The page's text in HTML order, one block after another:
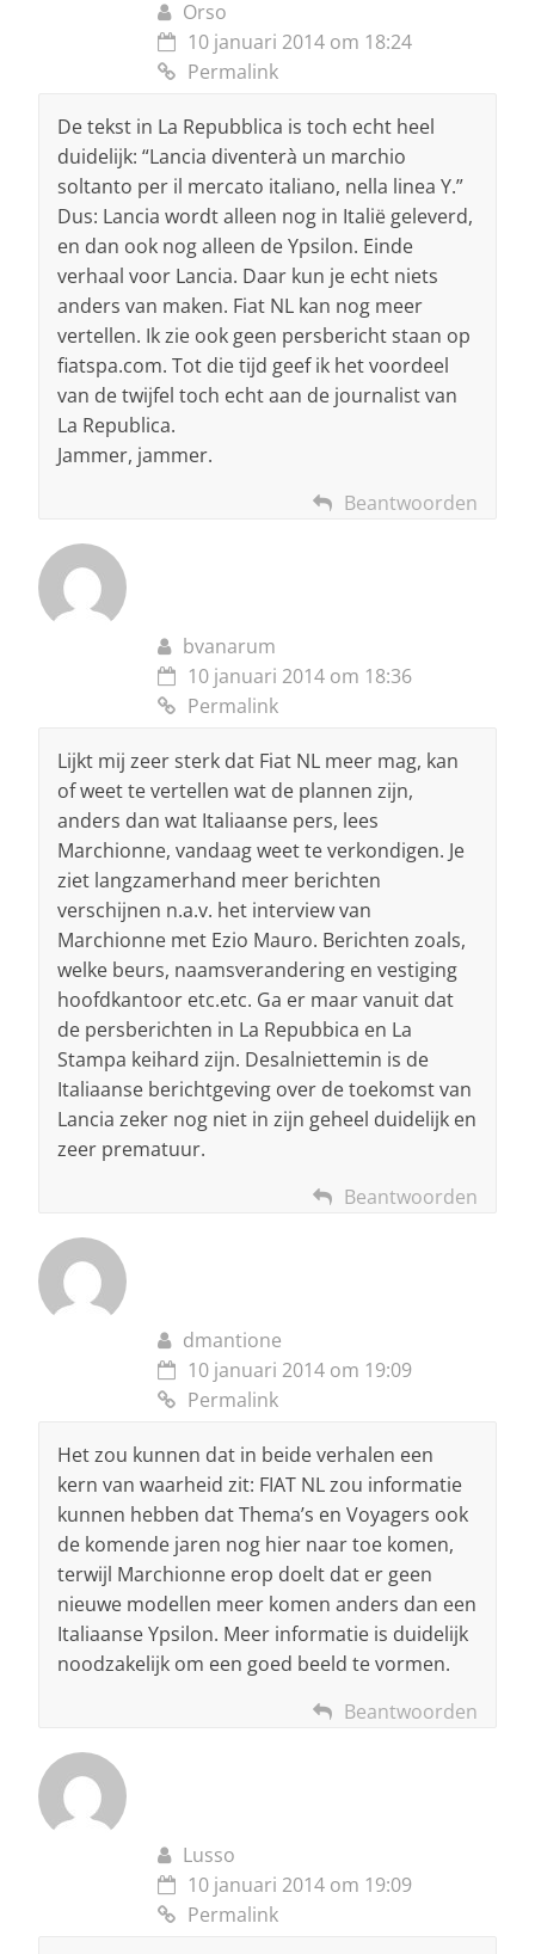
Orso
10 januari 2014 om 18:24
Permalink
De tekst in La Repubblica is toch echt heel
duidelijk: “Lancia diventerà un marchio
soltanto per il mercato italiano, nella linea Y.”
Dus: Lancia wordt alleen nog in Italië geleverd,
en dan ook nog alleen de Ypsilon. Einde
verhaal voor Lancia. Daar kun je echt niets
anders van maken. Fiat NL kan nog meer
vertellen. Ik zie ook geen persbericht staan op
fiatspa.com. Tot die tijd geef ik het voordeel
van de twijfel toch echt aan de journalist van
La Republica.
Jammer, jammer.
Beantwoorden
bvanarum
10 januari 2014 om 18:36
Permalink
Lijkt mij zeer sterk dat Fiat NL meer mag, kan
of weet te vertellen wat de plannen zijn,
anders dan wat Italiaanse pers, lees
Marchionne, vandaag weet te verkondigen. Je
ziet langzamerhand meer berichten
verschijnen n.a.v. het interview van
Marchionne met Ezio Mauro. Berichten zoals,
welke beurs, naamsverandering en vestiging
hoofdkantoor etc.etc. Ga er maar vanuit dat
de persberichten in La Repubbica en La
Stampa keihard zijn. Desalniettemin is de
Italiaanse berichtgeving over de toekomst van
Lancia zeker nog niet in zijn geheel duidelijk en
zeer prematuur.
Beantwoorden
dmantione
10 januari 2014 om 19:09
Permalink
Het zou kunnen dat in beide verhalen een
kern van waarheid zit: FIAT NL zou informatie
kunnen hebben dat Thema’s en Voyagers ook
de komende jaren nog hier naar toe komen,
terwijl Marchionne erop doelt dat er geen
nieuwe modellen meer komen anders dan een
Italiaanse Ypsilon. Meer informatie is duidelijk
noodzakelijk om een goed beeld te vormen.
Beantwoorden
Lusso
10 januari 2014 om 19:09
Permalink